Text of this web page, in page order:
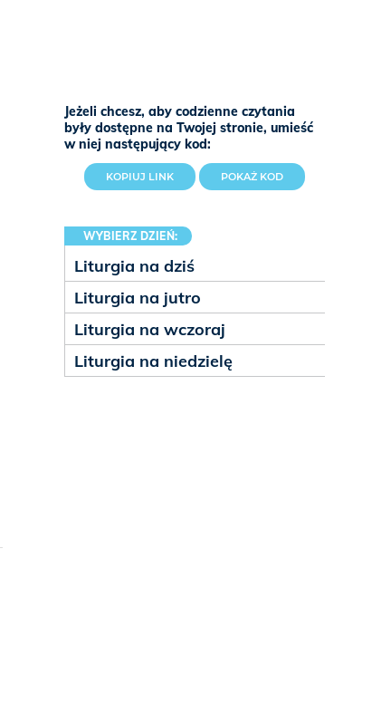
Jeżeli chcesz, aby codzienne czytania
były dostępne na Twojej stronie, umieść
w niej następujący kod:
KOPIUJ LINK POKAŻ KOD
WYBIERZ DZIEŃ:
Liturgia na dziś
Liturgia na jutro
Liturgia na wczoraj
Liturgia na niedzielę